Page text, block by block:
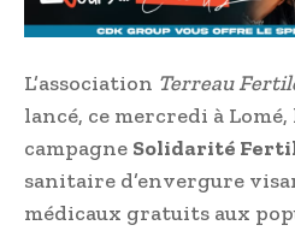
L’association Terreau
lancé, ce mercredi à Lomé,
campagne Solidarité
sanitaire d’envergure
médicaux gratuits aux